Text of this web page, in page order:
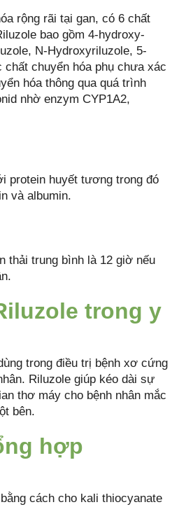
rộng rãi tại gan, có 6 chất
bao gồm 4-hydroxy-
N-Hydroxyriluzole, 5-
chuyển hóa phụ chưa xác
hóa thông qua quá trình
nhờ enzym CYP1A2,
protein huyết tương trong đó
và albumin.
thải trung bình là 12 giờ nếu
trong y
trong điều trị bệnh xơ cứng
Riluzole giúp kéo dài sự
thơ máy cho bệnh nhân mắc
bên.
hợp
cách cho kali thiocyanate